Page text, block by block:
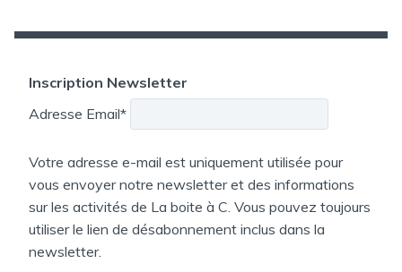
Inscription Newsletter
Adresse Email*
Votre adresse e-mail est uniquement utilisée pour
vous envoyer notre newsletter et des informations
sur les activités de La boite à C. Vous pouvez toujours
utiliser le lien de désabonnement inclus dans la
newsletter.